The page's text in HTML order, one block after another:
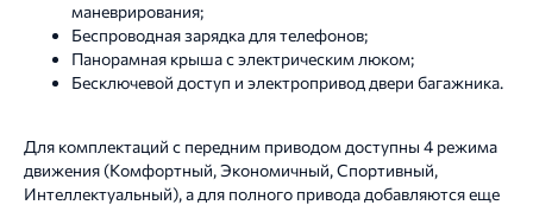
маневрирования;
Беспроводная зарядка для телефонов;
Панорамная крыша с электрическим люком;
Бесключевой доступ и электропривод двери багажника.
Для комплектаций с передним приводом доступны 4 режима
движения (Комфортный, Экономичный, Спортивный,
Интеллектуальный), а для полного привода добавляются еще